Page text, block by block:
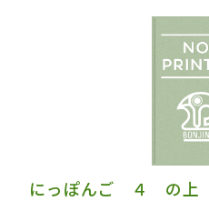
にっぽんご ４ の上